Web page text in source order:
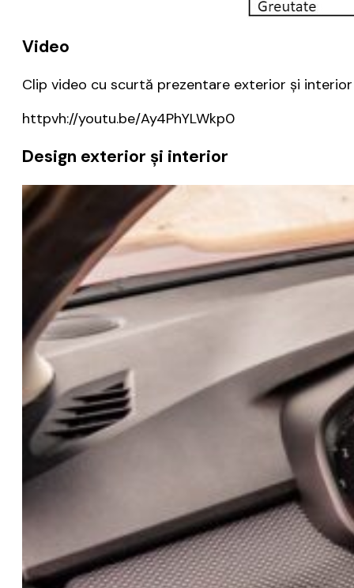
Video
Clip video cu scurtă prezentare exterior și
httpvh://youtu.be/Ay4PhYLWkp0
Design exterior și interior